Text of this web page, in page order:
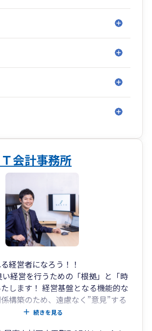
会計事務所
経営者になろう！！
経営を行うための「根拠」と「時
します！ 経営基盤となる機能的な
構築のため、遠慮なく”意見”する
続きを見る